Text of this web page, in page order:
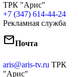
ТРК "Арис"
+7 (347) 614-44-24
Рекламная служба
mailПочта
aris@aris-tv.ru ТРК
"Арис"